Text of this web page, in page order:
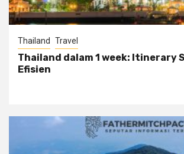
Thailand Travel
Thailand dalam 1 week: Itinerary
Efisien